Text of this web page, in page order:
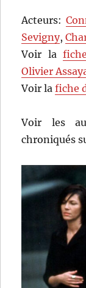
Acteurs:
Sevigny,
Voir la
Olivier
Voir lafiche
Voir les
chroniqués